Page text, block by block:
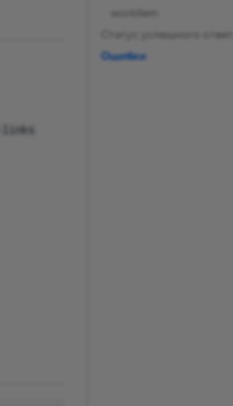
workitem
Статус успешного
Ошибки
links